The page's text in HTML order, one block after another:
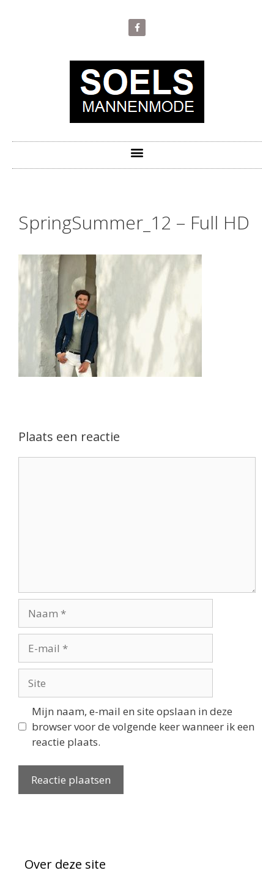
SpringSummer_12 – Full HD
Plaats een reactie
Mijn naam, e-mail en site opslaan in deze
browser voor de volgende keer wanneer ik een
reactie plaats.
Over deze site